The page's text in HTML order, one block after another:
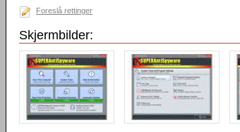
Foreslå rettinger
Skjermbilder: